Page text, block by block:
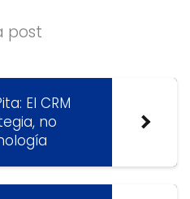
post
El CRM
no